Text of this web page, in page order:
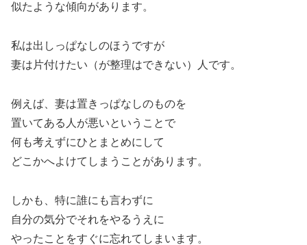
似たような傾向があります。
私は出しっぱなしのほうですが
妻は片付けたい（が整理はできない）人です。
例えば、妻は置きっぱなしのものを
置いてある人が悪いということで
何も考えずにひとまとめにして
どこかへよけてしまうことがあります。
しかも、特に誰にも言わずに
自分の気分でそれをやるうえに
やったことをすぐに忘れてしまいます。